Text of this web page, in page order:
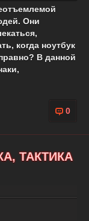
Они
когда ноутбук
В данной
0
ТАКТИКА